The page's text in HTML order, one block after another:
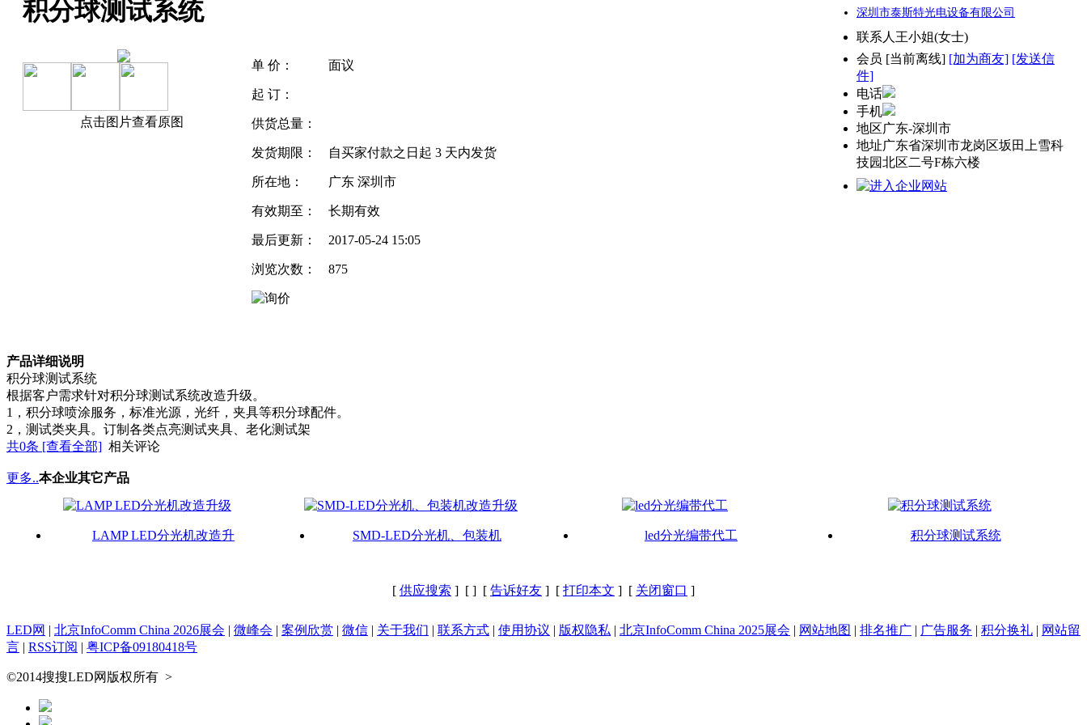
积分球测试系统
点击图片查看原图
单 价： 面议
起 订：
供货总量：
发货期限： 自买家付款之日起 3 天内发货
所在地： 广东 深圳市
有效期至： 长期有效
最后更新： 2017-05-24 15:05
浏览次数： 875
深圳市泰斯特光电设备有限公司
联系人王小姐(女士)
会员 [当前离线] [加为商友] [发送信
件]
电话
手机
地区广东-深圳市
地址广东省深圳市龙岗区坂田上雪科
技园北区二号F栋六楼
产品详细说明
积分球测试系统
根据客户需求针对积分球测试系统改造升级。
1，积分球喷涂服务，标准光源，光纤，夹具等积分球配件。
2，测试类夹具。订制各类点亮测试夹具、老化测试架
共0条 [查看全部] 相关评论
更多..本企业其它产品
LAMP LED分光机改造升 SMD-LED分光机、包装机 led分光编带代工 积分球测试系统
[ 供应搜索 ] [ ] [ 告诉好友 ] [ 打印本文 ] [ 关闭窗口 ]
LED网 北京InfoComm China 2026展会 微峰会 案例欣赏 微信 关于我们 联系方式 使用协议 版权隐私 北京InfoComm China 2025展会 网站地图 排名推广 广告服务 积分换礼
网站留
言
RSS订阅 粤ICP备09180418号
©2014搜搜LED网版权所有 >